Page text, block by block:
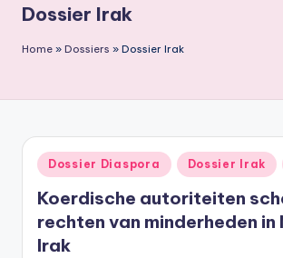
c
h
g
A
Dossier Irak
Home » Dossiers » Dossier Irak
Geplaatst
in
Dossier Diaspora Dossier Irak
Koerdische autoriteiten
rechten van minderheden
Irak